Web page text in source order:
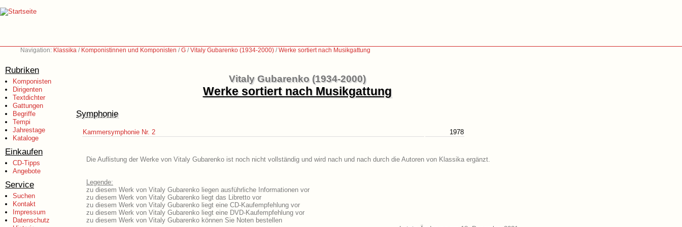
Navigation: Klassika / Komponistinnen und Komponisten /G /Vitaly Gubarenko (1934-2000) /Werke sortiert nach Musikgattung
Rubriken
Komponisten
Dirigenten
Textdichter
Gattungen
Begriffe
Tempi
Jahrestage
Kataloge
Einkaufen
CD-Tipps
Angebote
Service
Suchen
Kontakt
Impressum
Datenschutz
Vitaly Gubarenko (1934-2000)
Werke sortiert nach Musikgattung
Symphonie
Kammersymphonie Nr. 2 1978
Die Auflistung der Werke von Vitaly Gubarenko ist noch nicht vollständig und wird nach und nach durch die Autoren von Klassika ergänzt.
Legende:
zu diesem Werk von Vitaly Gubarenko liegen ausführliche Informationen vor
zu diesem Werk von Vitaly Gubarenko liegt das Libretto vor
zu diesem Werk von Vitaly Gubarenko liegt eine CD-Kaufempfehlung vor
zu diesem Werk von Vitaly Gubarenko liegt eine DVD-Kaufempfehlung vor
zu diesem Werk von Vitaly Gubarenko können Sie Noten bestellen